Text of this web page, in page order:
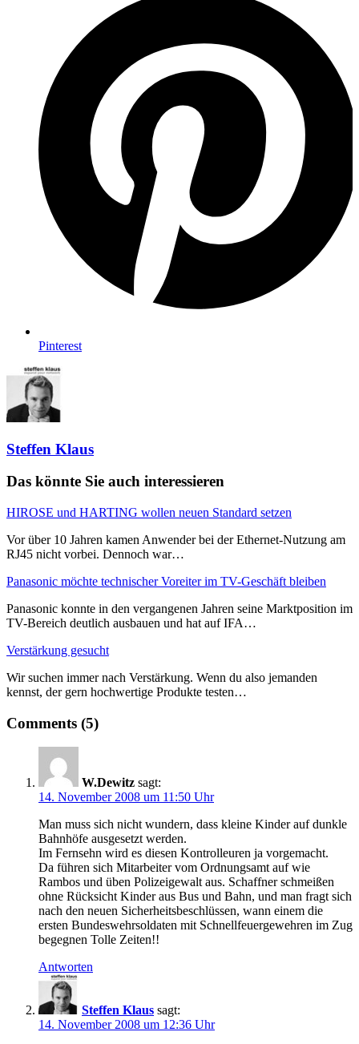
Pinterest
Steffen Klaus
Das könnte Sie auch interessieren
HIROSE und HARTING wollen neuen Standard setzen
Vor über 10 Jahren kamen Anwender bei der Ethernet-Nutzung am
RJ45 nicht vorbei. Dennoch war…
Panasonic möchte technischer Voreiter im TV-Geschäft bleiben
Panasonic konnte in den vergangenen Jahren seine Marktposition im
TV-Bereich deutlich ausbauen und hat auf IFA…
Verstärkung gesucht
Wir suchen immer nach Verstärkung. Wenn du also jemanden
kennst, der gern hochwertige Produkte testen…
Comments (5)
W.Dewitz sagt:
14. November 2008 um 11:50 Uhr
Man muss sich nicht wundern, dass kleine Kinder auf dunkle
Bahnhöfe ausgesetzt werden.
Im Fernsehn wird es diesen Kontrolleuren ja vorgemacht.
Da führen sich Mitarbeiter vom Ordnungsamt auf wie
Rambos und üben Polizeigewalt aus. Schaffner schmeißen
ohne Rücksicht Kinder aus Bus und Bahn, und man fragt sich
nach den neuen Sicherheitsbeschlüssen, wann einem die
ersten Bundeswehrsoldaten mit Schnellfeuergewehren im Zug
begegnen Tolle Zeiten!!
Antworten
Steffen Klaus sagt:
14. November 2008 um 12:36 Uhr